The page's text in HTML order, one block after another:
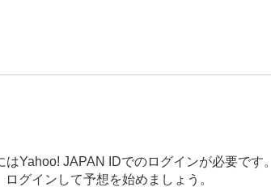
はYahoo! JAPAN IDでのログインが必要です。
ログインして予想を始めましょう。